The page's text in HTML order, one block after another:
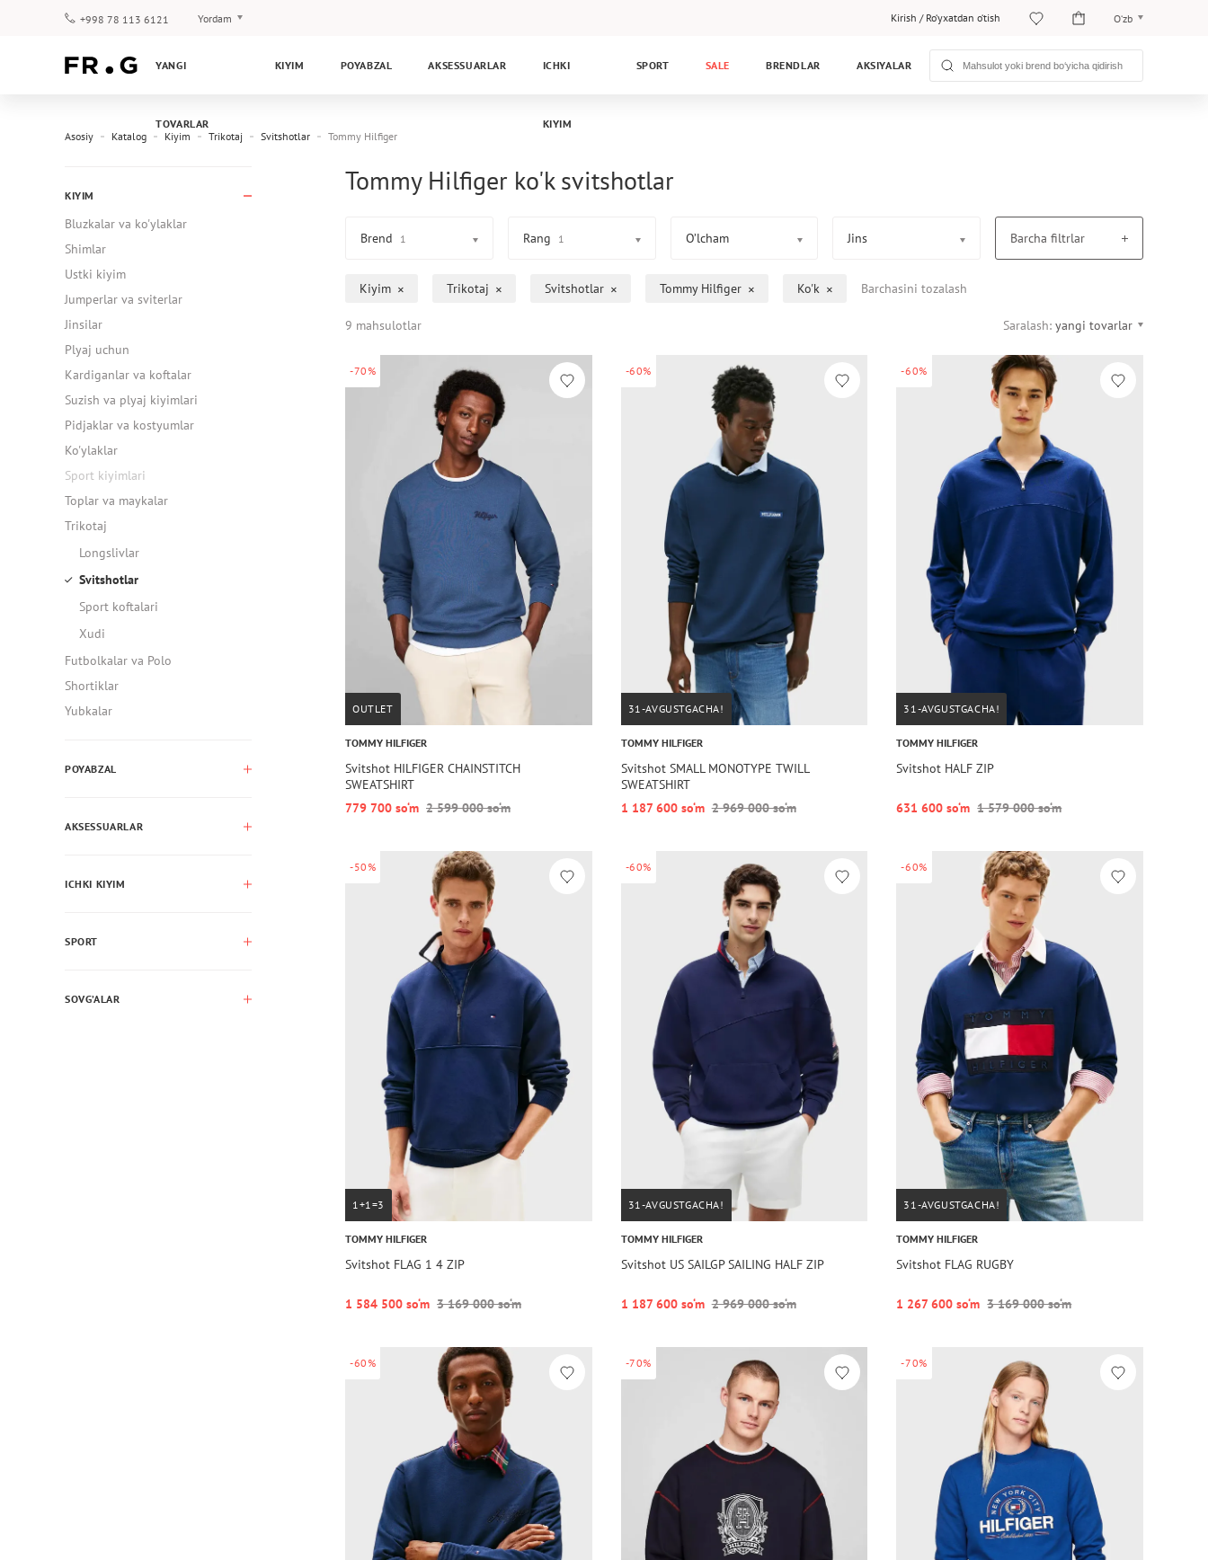
+998 78 113 6121 Yordam
Kafolat
Kirish / Ro‘yxatdan o‘tish O‘zb
Рус
YANGI
TOVARLAR
KIYIM POYABZAL AKSESSUARLAR ICHKI
KIYIM
SPORT SALE BRENDLAR AKSIYALAR
Asosiy Katalog Kiyim Trikotaj Svitshotlar Tommy Hilfiger
KIYIM
Bluzkalar va ko'ylaklar
Shimlar
Ustki kiyim
Jumperlar va sviterlar
Jinsilar
Plyaj uchun
Kardiganlar va koftalar
Suzish va plyaj kiyimlari
Pidjaklar va kostyumlar
Ko'ylaklar
Sport kiyimlari
Toplar va maykalar
Trikotaj
Longslivlar
Svitshotlar
Sport koftalari
Xudi
Futbolkalar va Polo
Shortiklar
Yubkalar
POYABZAL
AKSESSUARLAR
ICHKI KIYIM
SPORT
SOVG’ALAR
Tommy Hilfiger ko'k svitshotlar
Brend 1 Rang 1 O’lcham Jins Barcha filtrlar
Kiyim Trikotaj Svitshotlar Tommy Hilfiger Ko'k Barchasini tozalash
9 mahsulotlar Saralash: yangi tovarlar
-70%
OUTLET
TOMMY HILFIGER
Svitshot HILFIGER CHAINSTITCH
SWEATSHIRT
779 700 so‘m 2 599 000 so‘m
-60%
31-AVGUSTGACHA!
TOMMY HILFIGER
Svitshot SMALL MONOTYPE TWILL
SWEATSHIRT
1 187 600 so‘m 2 969 000 so‘m
-60%
31-AVGUSTGACHA!
TOMMY HILFIGER
Svitshot HALF ZIP
631 600 so‘m 1 579 000 so‘m
-50%
1+1=3
TOMMY HILFIGER
Svitshot FLAG 1 4 ZIP
1 584 500 so‘m 3 169 000 so‘m
-60%
31-AVGUSTGACHA!
TOMMY HILFIGER
Svitshot US SAILGP SAILING HALF ZIP
1 187 600 so‘m 2 969 000 so‘m
-60%
31-AVGUSTGACHA!
TOMMY HILFIGER
Svitshot FLAG RUGBY
1 267 600 so‘m 3 169 000 so‘m
-60% -70% -70%